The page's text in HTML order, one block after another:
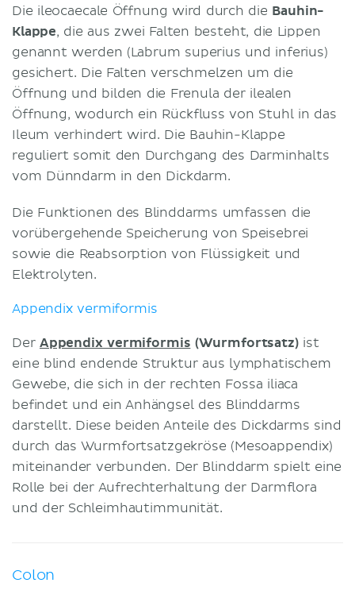
Die ileocaecale Öffnung wird durch die Bauhin-
Klappe, die aus zwei Falten besteht, die Lippen
genannt werden (Labrum superius und inferius)
gesichert. Die Falten verschmelzen um die
Öffnung und bilden die Frenula der ilealen
Öffnung, wodurch ein Rückfluss von Stuhl in das
Ileum verhindert wird. Die Bauhin-Klappe
reguliert somit den Durchgang des Darminhalts
vom Dünndarm in den Dickdarm.
Die Funktionen des Blinddarms umfassen die
vorübergehende Speicherung von Speisebrei
sowie die Reabsorption von Flüssigkeit und
Elektrolyten.
Appendix vermiformis
Der Appendix vermiformis (Wurmfortsatz) ist
eine blind endende Struktur aus lymphatischem
Gewebe, die sich in der rechten Fossa iliaca
befindet und ein Anhängsel des Blinddarms
darstellt. Diese beiden Anteile des Dickdarms sind
durch das Wurmfortsatzgekröse (Mesoappendix)
miteinander verbunden. Der Blinddarm spielt eine
Rolle bei der Aufrechterhaltung der Darmflora
und der Schleimhautimmunität.
Colon